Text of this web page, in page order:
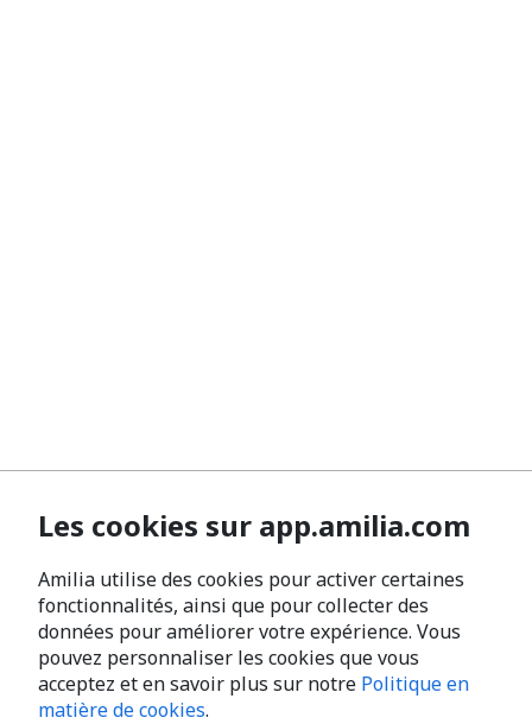
Les cookies sur app.amilia.com
Amilia utilise des cookies pour activer certaines
fonctionnalités, ainsi que pour collecter des
données pour améliorer votre expérience. Vous
pouvez personnaliser les cookies que vous
acceptez et en savoir plus sur notre Politique en
matière de cookies.